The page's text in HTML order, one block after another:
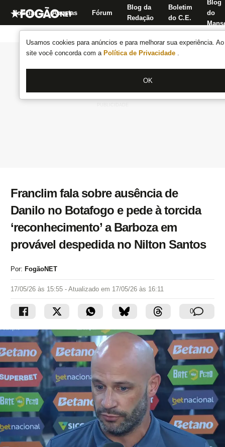
Usamos cookies para anúncios e para melhorar sua experiência.
site você concorda com a Política de Privacidade .
OK
Notícias Apostas Fórum
Blog da
Redação
Boletim
do C.E.
Blog
do
Franclim fala sobre ausência de
Danilo no Botafogo e pede à torcida
‘reconhecimento’ a Barboza em
provável despedida no Nilton Santos
Por: FogãoNET
17/05/26 às 15:55 - Atualizado em 17/05/26 às 16:11
0